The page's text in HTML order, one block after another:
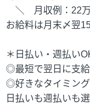
＼ 月収例：22
お給料は月末〆翌
＊日払い・週払い
◎最短で翌日に支給
◎好きなタイミング
日払いも週払いも